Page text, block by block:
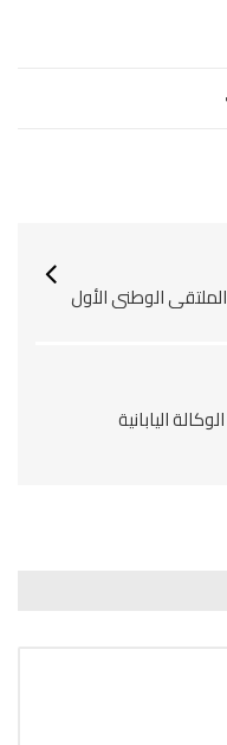
الوطني الأول
اليابانية